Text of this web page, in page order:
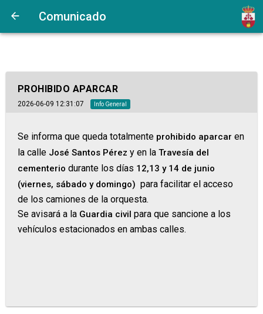
Comunicado
PROHIBIDO APARCAR
2026-06-09 12:31:07 Info General
Se informa que queda totalmente prohibido aparcar en
la calle José Santos Pérez y en la Travesía del
cementerio durante los días 12,13 y 14 de junio
(viernes, sábado y domingo) para facilitar el acceso
de los camiones de la orquesta.
Se avisará a la Guardia civil para que sancione a los
vehículos estacionados en ambas calles.